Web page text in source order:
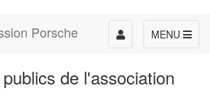
Porsche MENU
Toggle
navigation
de l'association